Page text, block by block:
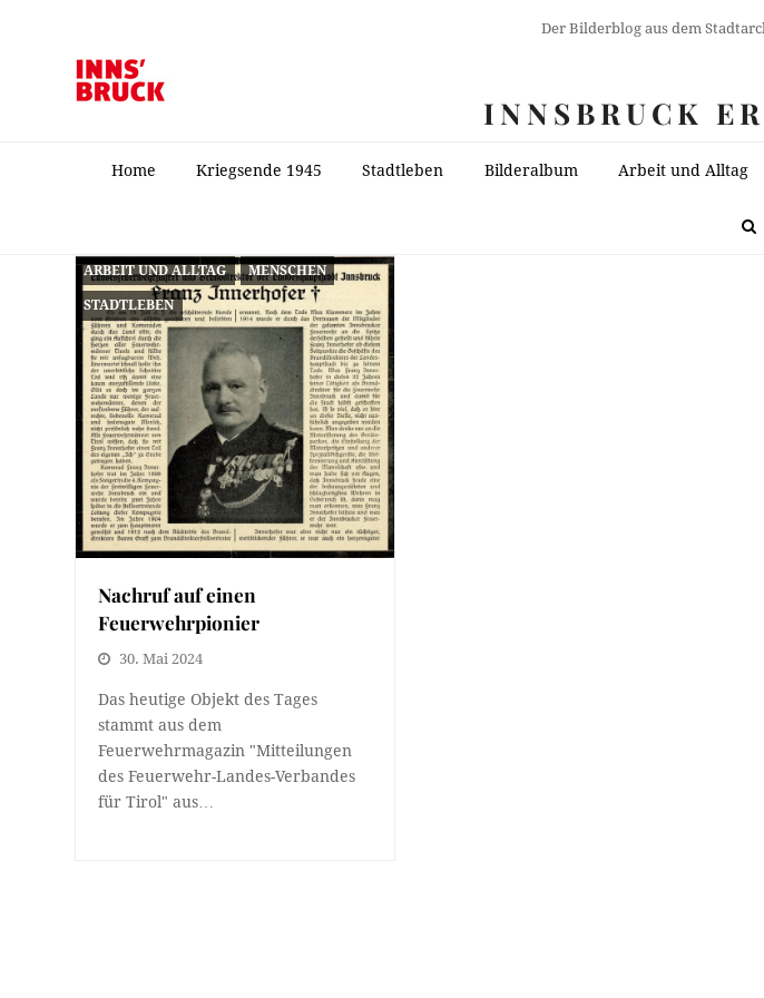
Der Bilderblog aus dem
INNSBRUCK
Home Kriegsende 1945 Stadtleben Bilderalbum Arbeit und Alltag
ARBEIT UND ALLTAG MENSCHEN
STADTLEBEN
Nachruf auf einen
Feuerwehrpionier
30. Mai 2024
Das heutige Objekt des Tages
stammt aus dem
Feuerwehrmagazin "Mitteilungen
des Feuerwehr-Landes-Verbandes
für Tirol" aus…